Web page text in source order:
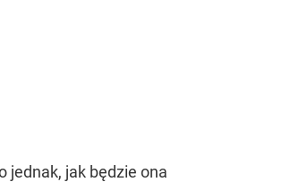
jednak, jak będzie ona